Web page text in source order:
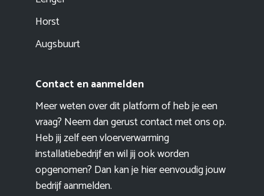
Horst
Augsbuurt
Contact en aanmelden
Meer weten over dit platform of heb je een
vraag? Neem dan gerust contact met ons op.
Heb jij zelf een vloerverwarming
installatiebedrijf en wil jij ook worden
opgenomen? Dan kan je hier eenvoudigjouw
bedrijf aanmelden.